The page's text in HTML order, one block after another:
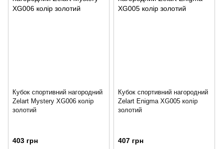
Кубок спортивний нагородний
Zelart Mystery XG006 колір
золотий
403 грн
Кубок спортивний нагородний
Zelart Enigma XG005 колір
золотий
407 грн